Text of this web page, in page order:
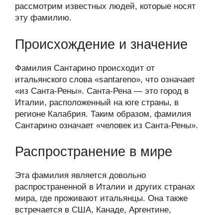
рассмотрим известных людей, которые носят
эту фамилию.
Происхождение и значение
Фамилия Сантарино происходит от
итальянского слова «santareno», что означает
«из Санта-Рены». Санта-Рена — это город в
Италии, расположенный на юге страны, в
регионе Калабрия. Таким образом, фамилия
Сантарино означает «человек из Санта-Рены».
Распространение в мире
Эта фамилия является довольно
распространенной в Италии и других странах
мира, где проживают итальянцы. Она также
встречается в США, Канаде, Аргентине,